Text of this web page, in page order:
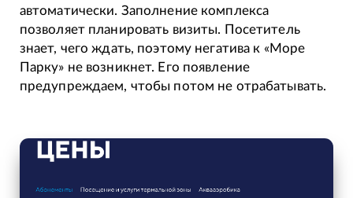
автоматически. Заполнение комплекса
позволяет планировать визиты. Посетитель
знает, чего ждать, поэтому негатива к «Море
Парку» не возникнет. Его появление
предупреждаем, чтобы потом не отрабатывать.